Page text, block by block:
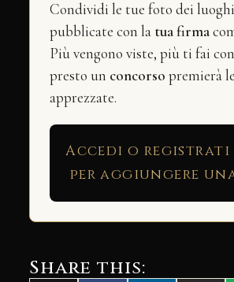
Condividi le tue foto dei
pubblicate con la tua firma
Più vengono viste, più ti fai
presto un concorso premierà
apprezzate.
Accedi o registrati
per aggiungere
Share this: